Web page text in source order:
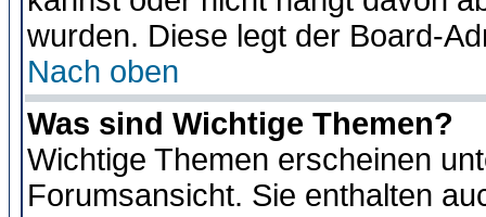
wurden. Diese legt der Board-
Nach oben
Was sind Wichtige Themen?
Wichtige Themen erscheinen
Forumsansicht. Sie enthalten